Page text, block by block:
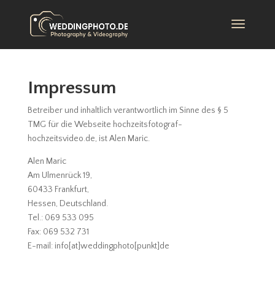
Impressum
Betreiber und inhaltlich verantwortlich im Sinne des § 5
TMG für die Webseite hochzeitsfotograf-
hochzeitsvideo.de, ist Alen Maric.
Alen Maric
Am Ulmenrück 19,
60433 Frankfurt,
Hessen, Deutschland.
Tel.: 069 533 095
Fax: 069 532 731
E-mail: info[at]weddingphoto[punkt]de